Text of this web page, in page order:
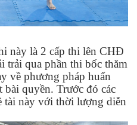
này là 2 cấp thi lên CHĐ
trải qua phần thi bốc thăm
về phương pháp huấn
quyền. Trước đó các
tài này với thời lượng diễn